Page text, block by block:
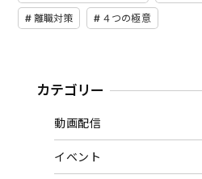
離職対策 ４つの極意
カテゴリー
動画配信
イベント